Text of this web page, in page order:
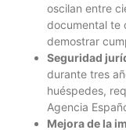
oscilan entre
documental te
demostrar
Seguridad
durante tres
huéspedes,
Agencia
Mejora de la